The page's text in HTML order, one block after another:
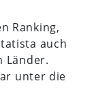
Ranking,
auch
Länder.
unter die